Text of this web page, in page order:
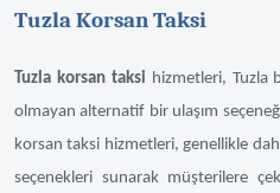
Tuzla Korsan Taksi
Tuzla korsan taksi hizmetleri, Tuzla
olmayan alternatif bir ulaşım
korsan taksi hizmetleri, genellikle
seçenekleri sunarak müşterilere